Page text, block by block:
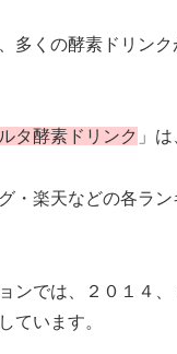
多くの酵素ドリン
タ酵素ドリンク 」は
・楽天などの各ラ
ンでは、２０１４
ています。